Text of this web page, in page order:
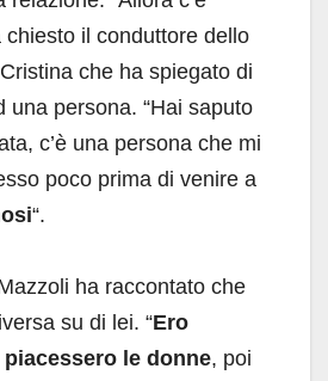
chiesto il conduttore dello
che ha spiegato di
una persona. “Hai saputo
c’è una persona che mi
poco prima di venire a
“.
ha raccontato che
su di lei. “Ero
le donne, poi